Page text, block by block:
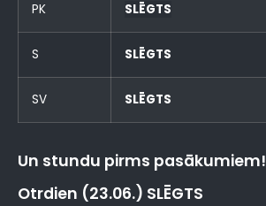
PK SLĒGTS
S SLĒGTS
SV SLĒGTS
Un stundu pirms pasākumiem!
Otrdien (23.06.) SLĒGTS